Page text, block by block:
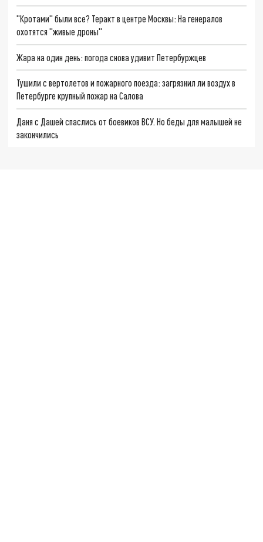
"Кротами" были все? Теракт в центре Москвы: На генералов
охотятся "живые дроны"
Жара на один день: погода снова удивит Петербуржцев
Тушили с вертолетов и пожарного поезда: загрязнил ли воздух в
Петербурге крупный пожар на Салова
Даня с Дашей спаслись от боевиков ВСУ. Но беды для малышей не
закончились